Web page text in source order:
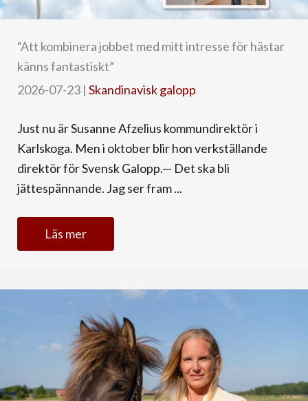
“Att kombinera jobbet med mitt intresse för hästar
känns fantastiskt”
2026-07-23 | Skandinavisk galopp
Just nu är Susanne Afzelius kommundirektör i
Karlskoga. Men i oktober blir hon verkställande
direktör för Svensk Galopp.— Det ska bli
jättespännande. Jag ser fram ...
Läs mer